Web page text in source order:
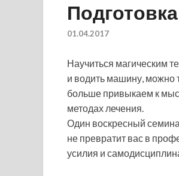
01.04.2017
Научиться магическим
и водить машину, можно
больше привыкаем к
методах лечения.
Один воскресный
не превратит вас в
усилия и